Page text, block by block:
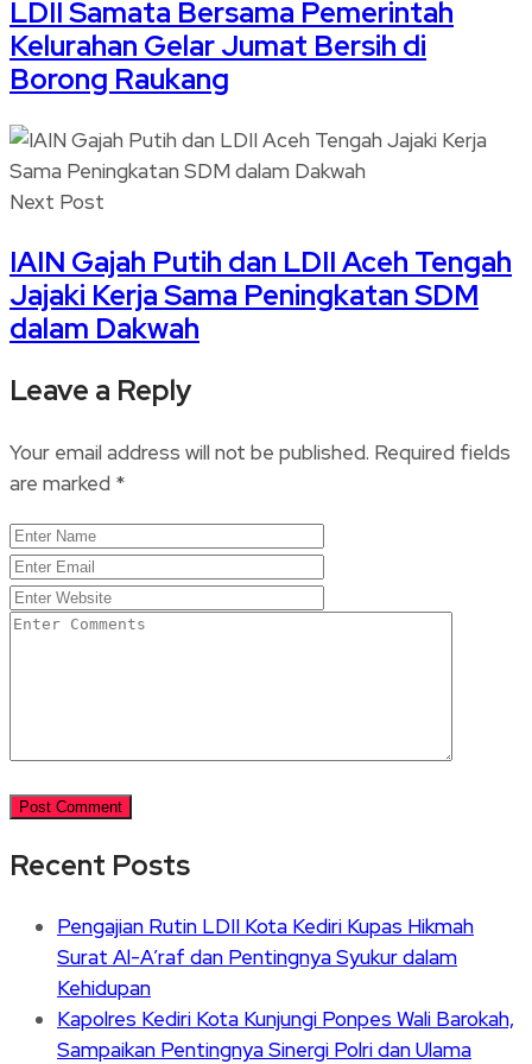
LDII Samata Bersama Pemerintah
Kelurahan Gelar Jumat Bersih di
Borong Raukang
Next Post
IAIN Gajah Putih dan LDII Aceh Tengah
Jajaki Kerja Sama Peningkatan SDM
dalam Dakwah
Leave a Reply
Your email address will not be published. Required fields
are marked *
Recent Posts
Pengajian Rutin LDII Kota Kediri Kupas Hikmah
Surat Al-A’raf dan Pentingnya Syukur dalam
Kehidupan
Kapolres Kediri Kota Kunjungi Ponpes Wali Barokah,
Sampaikan Pentingnya Sinergi Polri dan Ulama